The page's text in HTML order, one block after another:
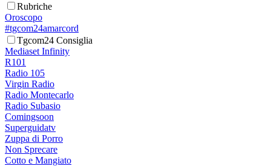
Rubriche
Oroscopo
#tgcom24amarcord
Tgcom24 Consiglia
Mediaset Infinity
R101
Radio 105
Virgin Radio
Radio Montecarlo
Radio Subasio
Comingsoon
Superguidatv
Zuppa di Porro
Non Sprecare
Cotto e Mangiato